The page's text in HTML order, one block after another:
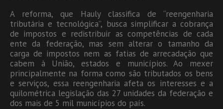
A reforma, que Hauly classifica de “reengenharia
tributária e tecnológica”, busca simplificar a cobrança
de impostos e redistribuir as competências de cada
ente da federação, mas sem alterar o tamanho da
carga de impostos nem as fatias de arrecadação que
cabem à União, estados e municípios. Ao mexer
principalmente na forma como são tributados os bens
e serviços, essa reengenharia afeta os interesses e a
quilométrica legislação das 27 unidades da federação e
dos mais de 5 mil municípios do país.